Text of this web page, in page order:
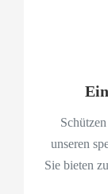
unseren
Sie bieten